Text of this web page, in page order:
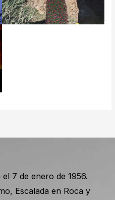
7 de enero de 1956.
Escalada en Roca y